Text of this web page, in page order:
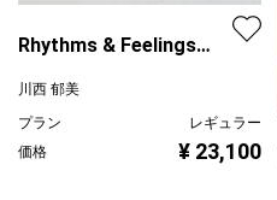
Rhythms & Feelings
川西 郁美
プラン
レギュラー
価格
¥ 23,100